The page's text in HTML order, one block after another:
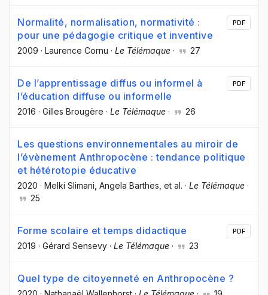
Normalité, normalisation, normativité :
pour une pédagogie critique et inventive
2009 · Laurence Cornu · Le Télémaque · 27
PDF
De l’apprentissage diffus ou informel à
l’éducation diffuse ou informelle
2016 · Gilles Brougère · Le Télémaque · 26
PDF
Les questions environnementales au miroir de
l’évènement Anthropocène : tendance politique
et hétérotopie éducative
2020 · Melki Slimani , Angela Barthes , et al. · Le Télémaque ·
25
Forme scolaire et temps didactique
2019 · Gérard Sensevy · Le Télémaque · 23
PDF
Quel type de citoyenneté en Anthropocène ?